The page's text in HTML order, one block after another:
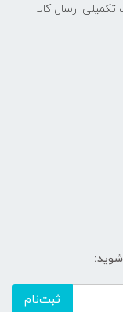
ارسال کالا
ثبت‌نام